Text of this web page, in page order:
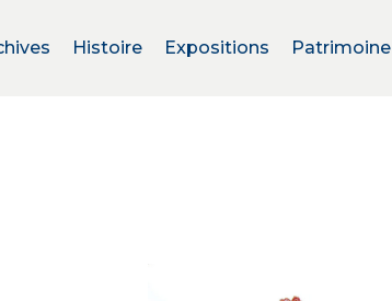
Histoire Expositions Patrimoine